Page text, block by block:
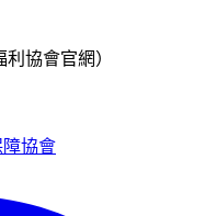
利協會官網）
協會